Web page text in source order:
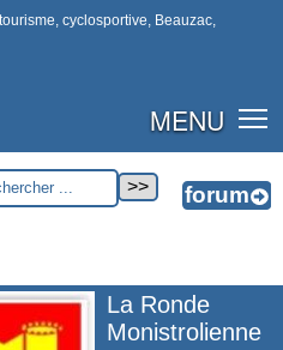
cyclosportive, Beauzac,
MENU
La Ronde
Monistrolienne